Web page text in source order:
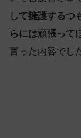
して擁護するつ
らには頑張って
言った内容でし